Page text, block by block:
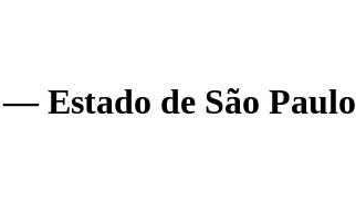
—Estado de São Paulo